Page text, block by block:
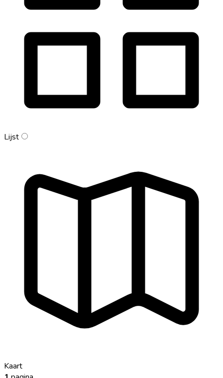
Lijst
Kaart